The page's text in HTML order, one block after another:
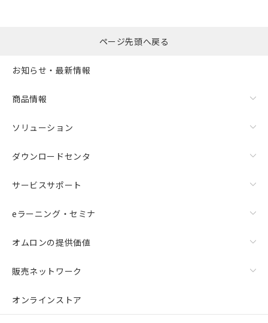
ページ先頭へ戻る
お知らせ・最新情報
商品情報
ソリューション
ダウンロードセンタ
サービスサポート
eラーニング・セミナ
オムロンの提供価値
販売ネットワーク
オンラインストア